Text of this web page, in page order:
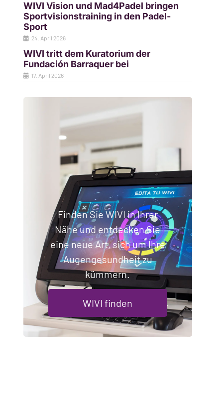
WIVI Vision und Mad4Padel bringen
Sportvisionstraining in den Padel-
Sport
24. April 2026
WIVI tritt dem Kuratorium der
Fundación Barraquer bei
17. April 2026
Finden Sie WIVI in Ihrer
Nähe und entdecken Sie
eine neue Art, sich um Ihre
Augengesundheit zu
kümmern.
WIVI finden